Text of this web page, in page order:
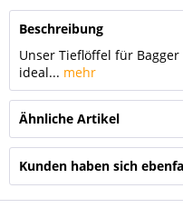
Beschreibung
Unser Tieflöffel für
ideal... mehr
Ähnliche Artikel
Kunden haben sich